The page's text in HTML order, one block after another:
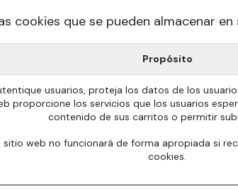
cookies que se pueden almacenar
Propósito
usuarios, proteja los datos de los
proporcione los servicios que los usuarios
contenido de sus carritos o permitir
sitio web no funcionará de forma apropiada si
cookies.